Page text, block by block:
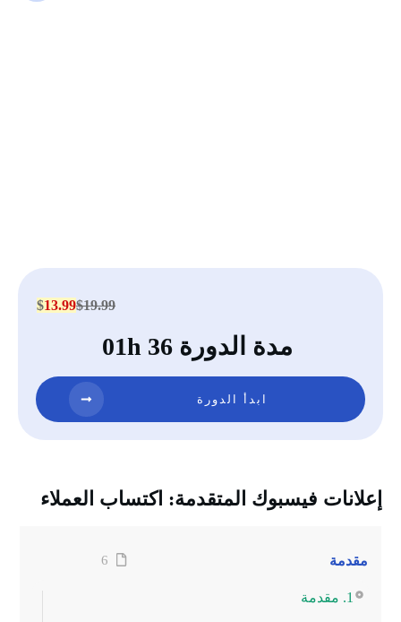
$19.99
$13.99
مدة الدورة 01h 36
ابدأ الدورة
إعلانات فيسبوك المتقدمة: اكتساب العملاء
مقدمة 6
1. مقدمة